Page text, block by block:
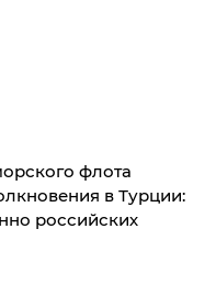
флота
в Турции:
российских